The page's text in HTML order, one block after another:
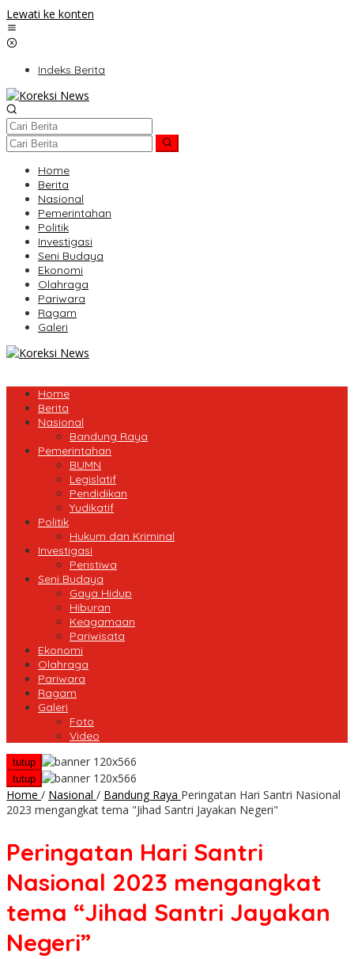
Lewati ke konten
Indeks Berita
Home
Berita
Nasional
Pemerintahan
Politik
Investigasi
Seni Budaya
Ekonomi
Olahraga
Pariwara
Ragam
Galeri
Home
Berita
Nasional
Bandung Raya
Pemerintahan
BUMN
Legislatif
Pendidikan
Yudikatif
Politik
Hukum dan Kriminal
Investigasi
Peristiwa
Seni Budaya
Gaya Hidup
Hiburan
Keagamaan
Pariwisata
Ekonomi
Olahraga
Pariwara
Ragam
Galeri
Foto
Video
tutup
tutup
Home / Nasional / Bandung Raya Peringatan Hari Santri Nasional
2023 mengangkat tema "Jihad Santri Jayakan Negeri"
Peringatan Hari Santri
Nasional 2023 mengangkat
tema “Jihad Santri Jayakan
Negeri”